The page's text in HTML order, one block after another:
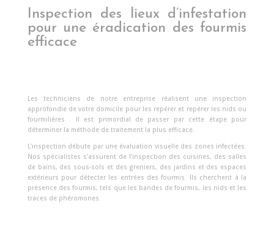
Inspection des lieux d’infestation
pour une éradication des fourmis
efficace
Les techniciens de notre entreprise réalisent une inspection
approfondie de votre domicile pour les repérer et repérer les nids ou
fourmilières . Il est primordial de passer par cette étape pour
déterminer la méthode de traitement la plus efficace.
L’inspection débute par une évaluation visuelle des zones infectées.
Nos spécialistes s’assurent de l’inspection des cuisines, des salles
de bains, des sous-sols et des greniers, des jardins et des espaces
extérieurs pour détecter les entrées des fourmis. Ils cherchent à la
présence des fourmis, tels que les bandes de fourmis, les nids et les
traces de phéromones.